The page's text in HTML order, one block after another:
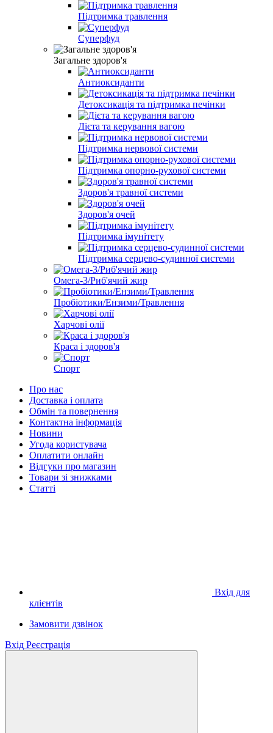
Підтримка травлення
Суперфуд
Загальне здоров'я
Антиоксиданти
Детоксикація та підтримка печінки
Дієта та керування вагою
Підтримка нервової системи
Підтримка опорно-рухової системи
Здоров'я травної системи
Здоров'я очей
Підтримка імунітету
Підтримка серцево-судинної системи
Омега-3/Риб'ячий жир
Пробіотики/Ензими/Травлення
Харчові олії
Краса і здоров'я
Спорт
Про нас
Доставка і оплата
Обмін та повернення
Контактна інформація
Новини
Угода користувача
Оплатити онлайн
Відгуки про магазин
Товари зі знижками
Статті
Вхід для
клієнтів
Замовити дзвінок
Вхід Реєстрація